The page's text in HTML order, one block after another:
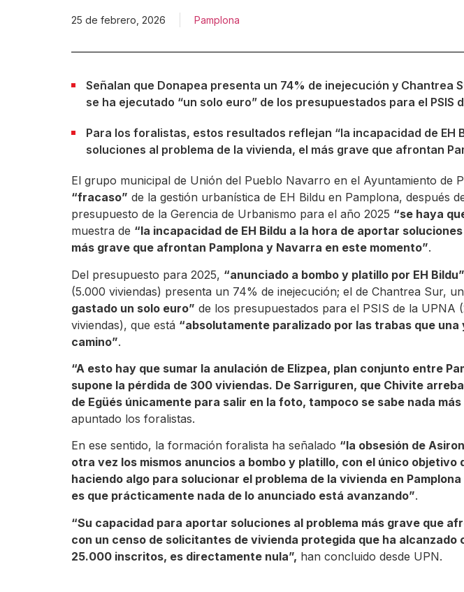
25 de febrero, 2026 Pamplona
Señalan que Donapea presenta un 74% de inejecución y Chantrea
se ha ejecutado “un solo euro” de los presupuestados para el PSIS
Para los foralistas, estos resultados reflejan “la incapacidad de EH
soluciones al problema de la vivienda, el más grave que afrontan
El grupo municipal de Unión del Pueblo Navarro en el Ayuntamiento de
“fracaso” de la gestión urbanística de EH Bildu en Pamplona, después
presupuesto de la Gerencia de Urbanismo para el año 2025 “se haya
muestra de “la incapacidad de EH Bildu a la hora de aportar
más grave que afrontan Pamplona y Navarra en este momento”.
Del presupuesto para 2025, “anunciado a bombo y platillo por EH Bildu”
(5.000 viviendas) presenta un 74% de inejecución; el de Chantrea Sur,
gastado un solo euro” de los presupuestados para el PSIS de la UPNA
viviendas), que está “absolutamente paralizado por las trabas que una
camino”.
“A esto hay que sumar la anulación de Elizpea, plan conjunto entre
supone la pérdida de 300 viviendas. De Sarriguren, que Chivite
de Egüés únicamente para salir en la foto, tampoco se sabe nada más
apuntado los foralistas.
En ese sentido, la formación foralista ha señalado “la obsesión de
otra vez los mismos anuncios a bombo y platillo, con el único objetivo
haciendo algo para solucionar el problema de la vivienda en
es que prácticamente nada de lo anunciado está avanzando”.
“Su capacidad para aportar soluciones al problema más grave que
con un censo de solicitantes de vivienda protegida que ha
25.000 inscritos, es directamente nula”, han concluido desde UPN.